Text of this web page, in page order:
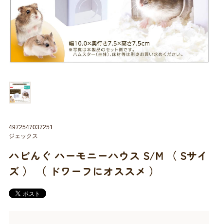
ハビんぐ ハーモニーハウス S/M （ Sサイ
ズ ） （ ドワーフにオススメ ）
4972547037251
ジェックス